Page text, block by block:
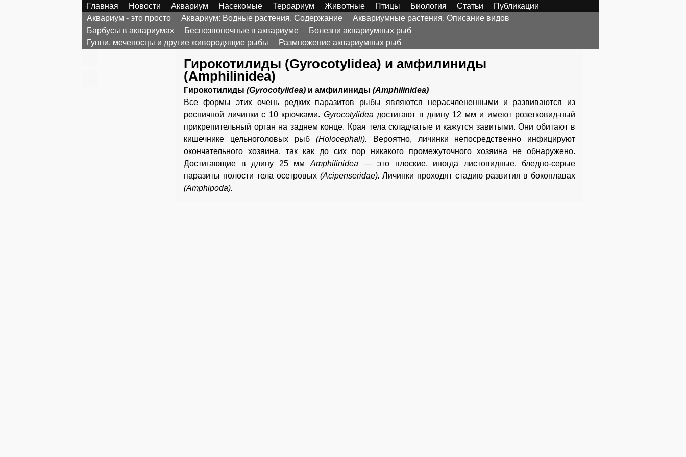
Главная Новости Аквариум Насекомые Террариум Животные Птицы Биология Статьи
Публикации
Аквариум - это просто
Аквариум: Водные растения. Содержание
Аквариумные растения. Описание видов
Барбусы в аквариумах
Беспозвоночные в аквариуме
Болезни аквариумных рыб
Гуппи, меченосцы и другие живородящие рыбы
Размножение аквариумных рыб
Гирокотилиды (Gyrocotylidea) и амфилиниды
(Amphilinidea)
Гирокотилиды(Gyrocotylidea) и амфилиниды(Amphilinidea)
Все формы этих очень редких паразитов рыбы являются нерасчлененными и развиваются из
ресничной личинки с 10 крючками. Gyrocotylidea достигают в длину 12 мм и имеют розетковид-ный
прикрепительный орган на заднем конце. Края тела складчатые и кажутся завитыми. Они обитают в
кишечнике цельноголовых рыб (Holocephali).
Вероятно, личинки непосредственно инфицируют
окончательного хозяина, так как до сих пор никакого промежуточного хозяина не обнаружено.
Достигающие в длину 25 ммAmphilinidea — это плоские, иногда листовидные, бледно-серые
паразиты полости тела осетровых (Acipenseridae).Личинки проходят стадию развития в бокоплавах
(Amphipoda).